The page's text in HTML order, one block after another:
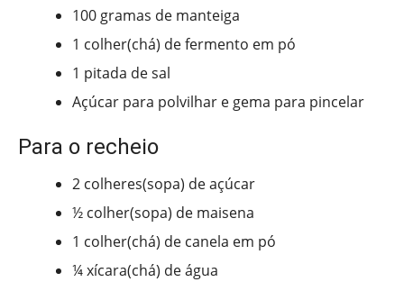
100 gramas de manteiga
1 colher(chá) de fermento em pó
1 pitada de sal
Açúcar para polvilhar e gema para pincelar
Para o recheio
2 colheres(sopa) de açúcar
½ colher(sopa) de maisena
1 colher(chá) de canela em pó
¼ xícara(chá) de água